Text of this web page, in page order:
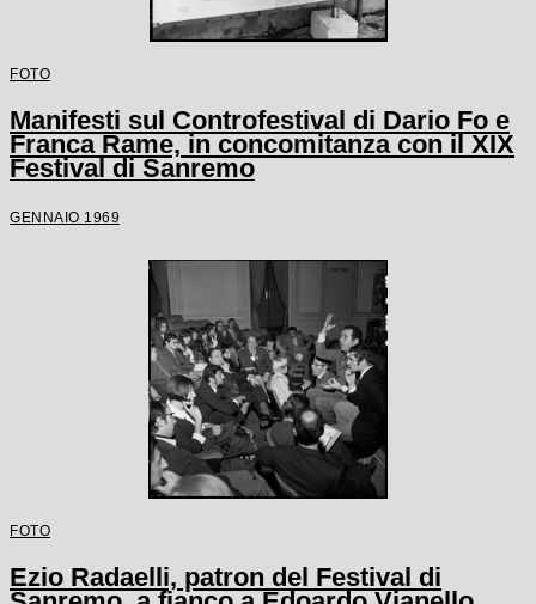
FOTO
Manifesti sul Controfestival di Dario Fo e
Franca Rame, in concomitanza con il XIX
Festival di Sanremo
GENNAIO 1969
FOTO
Ezio Radaelli, patron del Festival di